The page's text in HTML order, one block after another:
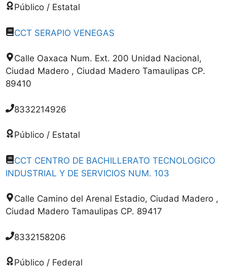
Público / Estatal
CCT SERAPIO VENEGAS
Calle Oaxaca Num. Ext. 200 Unidad Nacional,
Ciudad Madero , Ciudad Madero Tamaulipas CP.
89410
8332214926
Público / Estatal
CCT CENTRO DE BACHILLERATO TECNOLOGICO
INDUSTRIAL Y DE SERVICIOS NUM. 103
Calle Camino del Arenal Estadio, Ciudad Madero ,
Ciudad Madero Tamaulipas CP. 89417
8332158206
Público / Federal